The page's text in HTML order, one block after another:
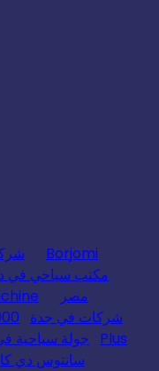
Borjomi
مكتب سياحي في
مصر
شركات في جدة
Plus
جولة سياحية
سانتوس دي